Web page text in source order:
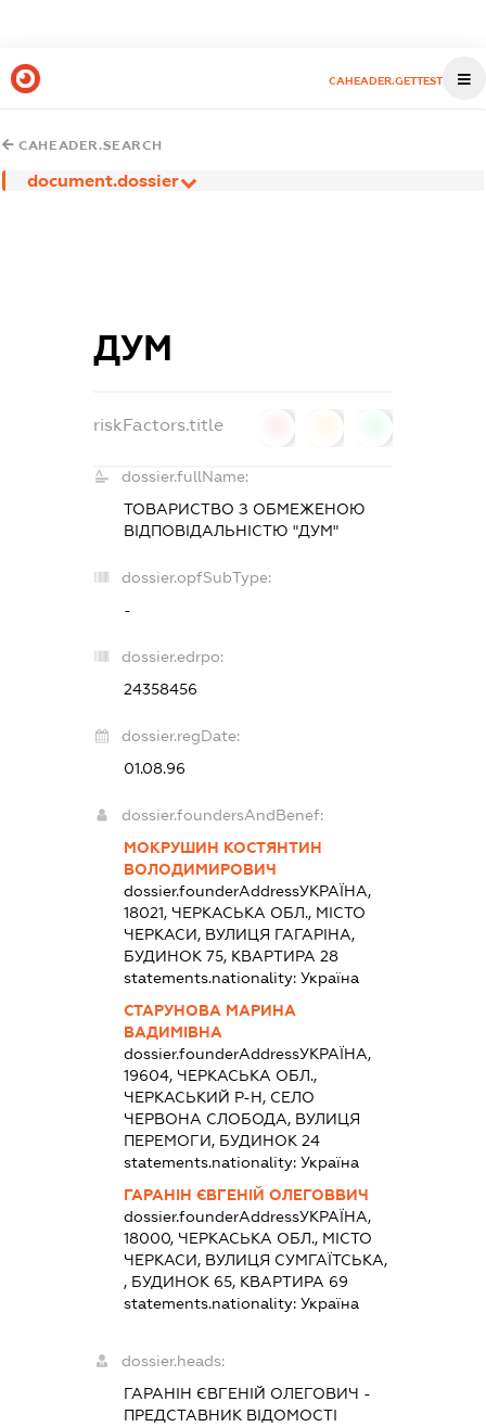
CAHEADER.GETTEST
CAHEADER.SEARCH
document.dossier
ДУМ
riskFactors.title
dossier.fullName:
ТОВАРИСТВО З ОБМЕЖЕНОЮ
ВІДПОВІДАЛЬНІСТЮ "ДУМ"
dossier.opfSubType:
-
dossier.edrpo:
24358456
dossier.regDate:
01.08.96
dossier.foundersAndBenef:
МОКРУШИН КОСТЯНТИН
ВОЛОДИМИРОВИЧ
dossier.founderAddressУКРАЇНА,
18021, ЧЕРКАСЬКА ОБЛ., МІСТО
ЧЕРКАСИ, ВУЛИЦЯ ГАГАРІНА,
БУДИНОК 75, КВАРТИРА 28
statements.nationality: Україна
СТАРУНОВА МАРИНА
ВАДИМІВНА
dossier.founderAddressУКРАЇНА,
19604, ЧЕРКАСЬКА ОБЛ.,
ЧЕРКАСЬКИЙ Р-Н, СЕЛО
ЧЕРВОНА СЛОБОДА, ВУЛИЦЯ
ПЕРЕМОГИ, БУДИНОК 24
statements.nationality: Україна
ГАРАНІН ЄВГЕНІЙ ОЛЕГОВВИЧ
dossier.founderAddressУКРАЇНА,
18000, ЧЕРКАСЬКА ОБЛ., МІСТО
ЧЕРКАСИ, ВУЛИЦЯ СУМГАЇТСЬКА,
, БУДИНОК 65, КВАРТИРА 69
statements.nationality: Україна
dossier.heads:
ГАРАНІН ЄВГЕНІЙ ОЛЕГОВИЧ -
ПРЕДСТАВНИКВІДОМОСТІ